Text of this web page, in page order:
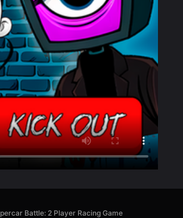
Battle: 2 Player Racing Game